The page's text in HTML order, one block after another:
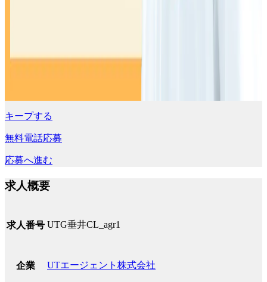
キープする
無料電話応募
応募へ進む
求人概要
求人番号 UTG垂井CL_agr1
企業 UTエージェント株式会社